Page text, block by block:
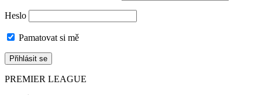
Heslo
Pamatovat si mě
PREMIER LEAGUE